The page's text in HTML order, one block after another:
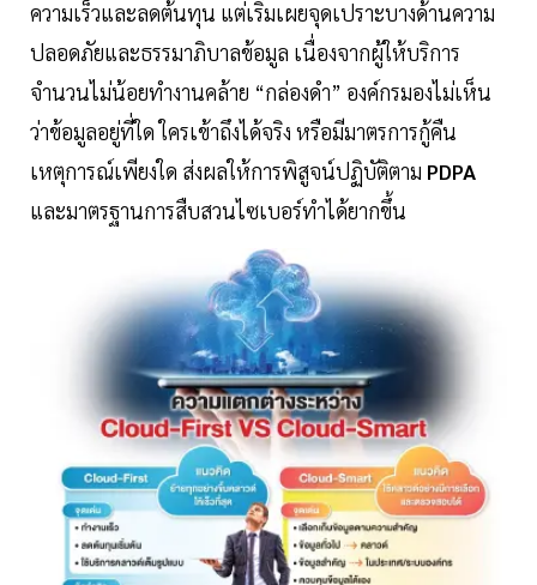
ความเร็วและลดต้นทุน แต่เริ่มเผยจุดเปราะบางด้านความ
ปลอดภัยและธรรมาภิบาลข้อมูล เนื่องจากผู้ให้บริการ
จำนวนไม่น้อยทำงานคล้าย “กล่องดำ” องค์กรมองไม่เห็น
ว่าข้อมูลอยู่ที่ใด ใครเข้าถึงได้จริง หรือมีมาตรการกู้คืน
เหตุการณ์เพียงใด ส่งผลให้การพิสูจน์ปฏิบัติตาม PDPA
และมาตรฐานการสืบสวนไซเบอร์ทำได้ยากขึ้น